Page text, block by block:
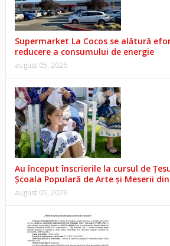
Supermarket La Cocos se alătură
reducere a consumului de energie
august 05, 2026
Au început înscrierile la cursul de
Școala Populară de Arte și Meserii
august 05, 2026